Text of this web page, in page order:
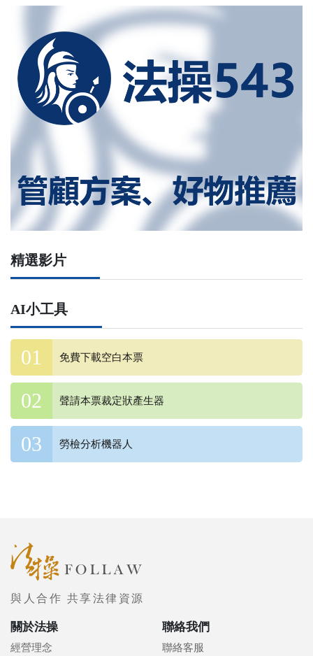
精選影片
AI小工具
免費下載空白本票
聲請本票裁定狀產生器
勞檢分析機器人
與人合作 共享法律資源
關於法操
經營理念
聯絡我們
聯絡客服